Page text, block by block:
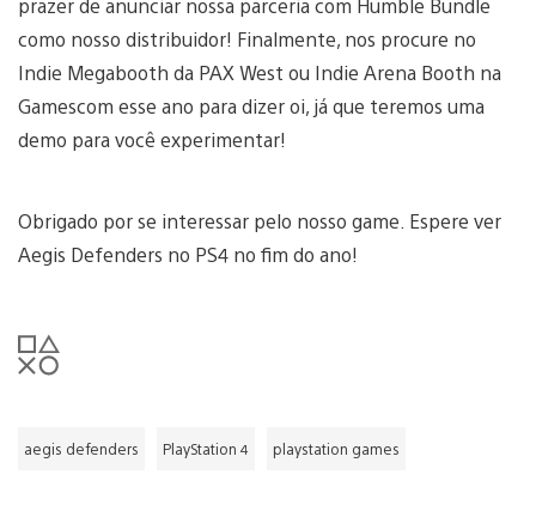
prazer de anunciar nossa parceria com Humble Bundle
como nosso distribuidor! Finalmente, nos procure no
Indie Megabooth da PAX West ou Indie Arena Booth na
Gamescom esse ano para dizer oi, já que teremos uma
demo para você experimentar!
Obrigado por se interessar pelo nosso game. Espere ver
Aegis Defenders no PS4 no fim do ano!
aegis defenders PlayStation 4 playstation games